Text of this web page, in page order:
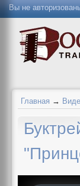
Вы не
Главная →